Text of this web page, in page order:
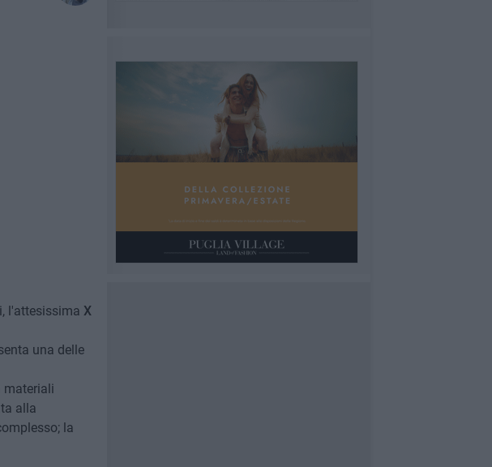
l'attesissima X
una delle
materiali
alla
la